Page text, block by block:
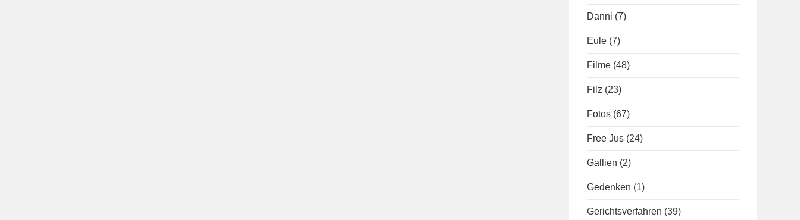
Danni (7)
Eule (7)
Filme (48)
Filz (23)
Fotos (67)
Free Jus (24)
Gallien (2)
Gedenken (1)
Gerichtsverfahren (39)